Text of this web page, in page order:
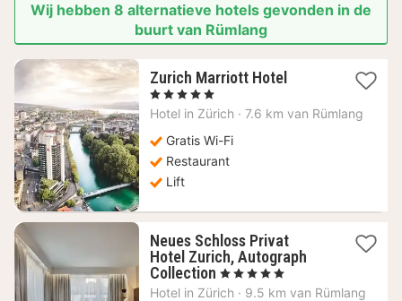
Wij hebben 8 alternatieve hotels gevonden in de
buurt van Rümlang
Zurich Marriott Hotel1
vanaf
, 5 Sterren
Hotel in Zürich · 7.6 km van Rümlang
Gratis Wi-Fi
Restaurant
Lift
Neues Schloss Privat
Hotel Zurich, Autograph
Collection 1
nacht
, 5 Sterren
Hotel in Zürich · 9.5 km van Rümlang